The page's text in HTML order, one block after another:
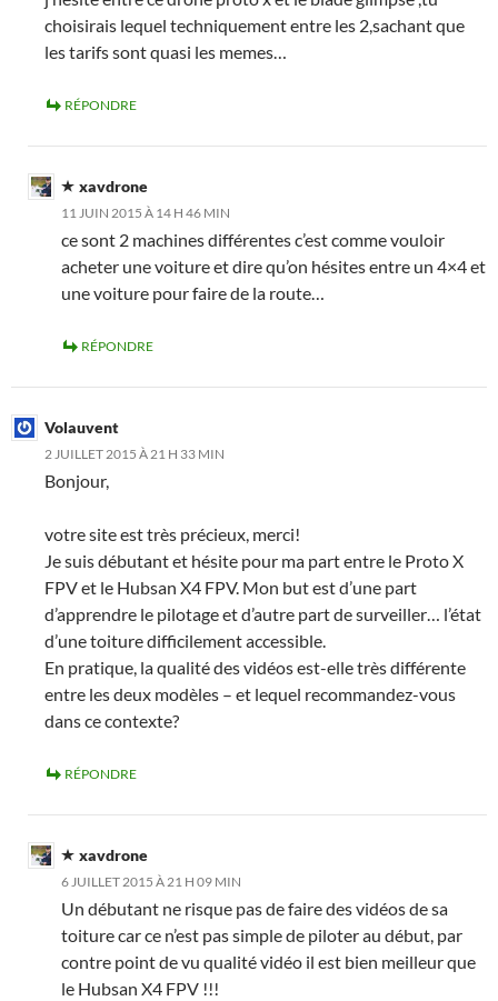
choisirais lequel techniquement entre les 2,sachant que
les tarifs sont quasi les memes…
RÉPONDRE
xavdrone
11 JUIN 2015 À 14 H 46 MIN
ce sont 2 machines différentes c’est comme vouloir
acheter une voiture et dire qu’on hésites entre un 4×4 et
une voiture pour faire de la route…
RÉPONDRE
Volauvent
2 JUILLET 2015 À 21 H 33 MIN
Bonjour,
votre site est très précieux, merci!
Je suis débutant et hésite pour ma part entre le Proto X
FPV et le Hubsan X4 FPV. Mon but est d’une part
d’apprendre le pilotage et d’autre part de surveiller… l’état
d’une toiture difficilement accessible.
En pratique, la qualité des vidéos est-elle très différente
entre les deux modèles – et lequel recommandez-vous
dans ce contexte?
RÉPONDRE
xavdrone
6 JUILLET 2015 À 21 H 09 MIN
Un débutant ne risque pas de faire des vidéos de sa
toiture car ce n’est pas simple de piloter au début, par
contre point de vu qualité vidéo il est bien meilleur que
le Hubsan X4 FPV !!!